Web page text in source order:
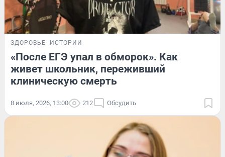
ЗДОРОВЬЕ ИСТОРИИ
«После ЕГЭ упал в обморок». Как
живет школьник, переживший
клиническую смерть
8 июля, 2026, 13:00 212 Обсудить